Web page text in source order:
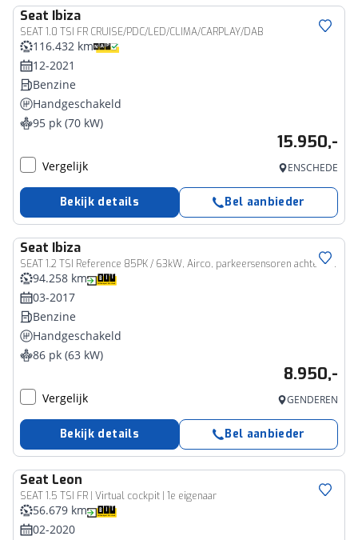
Seat Ibiza
SEAT 1.0 TSI FR CRUISE/PDC/LED/CLIMA/CARPLAY/DAB
116.432 km
12-2021
Benzine
Handgeschakeld
95 pk (70 kW)
15.950,-
Vergelijk ENSCHEDE
Bekijk details Bel aanbieder
Seat Ibiza
SEAT 1.2 TSI Reference 85PK / 63kW, Airco, parkeersensoren achter, 15" LMV, multifunctioneel lederen stuurwiel, bluetooth voorbereiding, elektrisch verstelbare buitenspiegels, elektrische ruiten voor
94.258 km
03-2017
Benzine
Handgeschakeld
86 pk (63 kW)
8.950,-
Vergelijk GENDEREN
Bekijk details Bel aanbieder
Seat Leon
SEAT 1.5 TSI FR | Virtual cockpit | 1e eigenaar
56.679 km
02-2020